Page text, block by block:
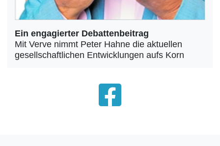
Ein engagierter Debattenbeitrag
Mit Verve nimmt Peter Hahne die aktuellen
gesellschaftlichen Entwicklungen aufs Korn